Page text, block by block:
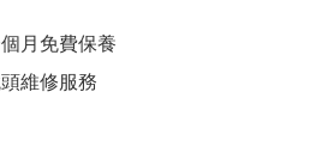
月免費保養
維修服務